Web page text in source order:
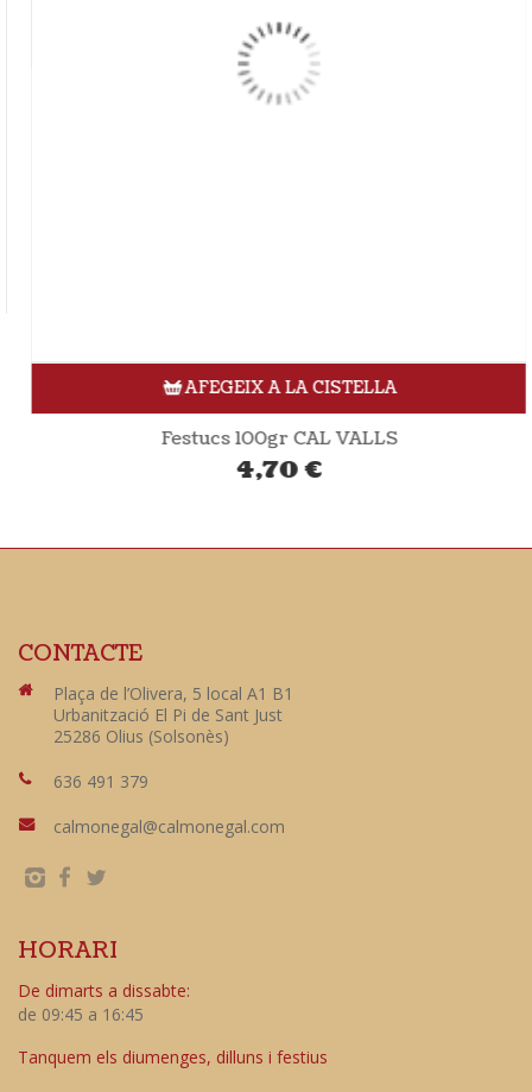
AFEGEIX A LA CISTELLA
Festucs 100gr CAL VALLS
4,70€
CONTACTE
Plaça de l’Olivera, 5 local A1 B1
Urbanització El Pi de Sant Just
25286 Olius (Solsonès)
636 491 379
calmonegal@calmonegal.com
HORARI
De dimarts a dissabte:
de 09:45 a 16:45
Tanquem els diumenges, dilluns i festius